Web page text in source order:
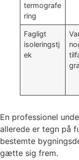
termografe
ring
Fagligt
isoleringstj
ek
En professionel
allerede er tegn på
bestemte
gætte sig frem.